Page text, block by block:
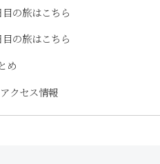
目の旅はこちら
目の旅はこちら
め
アクセス情報